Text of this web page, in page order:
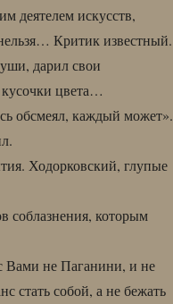
деятелем искусств,
Критик известный.
дарил свои
цвета…
обсмеял, каждый может».
Ходорковский, глупые
соблазнения, которым
Вами не Паганини, и не
стать собой, а не бежать